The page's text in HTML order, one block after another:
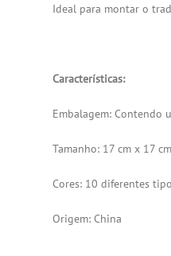
Ideal para montar o
Características:
Embalagem: Contendo
Tamanho: 17 cm x 17 cm
Cores: 10 diferentes
Origem: China